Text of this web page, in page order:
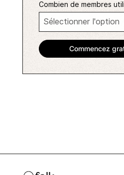
Combien de membres